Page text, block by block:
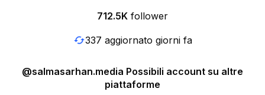
712.5K follower
337 aggiornato giorni fa
@salmasarhan.media Possibili account su altre
piattaforme